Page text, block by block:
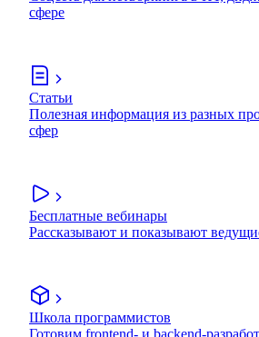
сфере
Статьи
Полезная информация из разных
сфер
Бесплатные вебинары
Рассказывают и показывают
Школа программистов